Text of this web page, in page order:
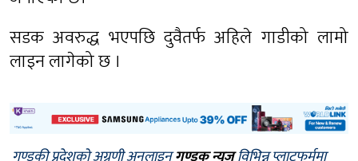
सडक अवरुद्ध भएपछि दुवैतर्फ अहिले गाडीको लामो
लाइन लागेको छ ।